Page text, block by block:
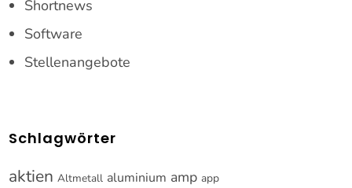
Shortnews
Software
Stellenangebote
Schlagwörter
aktien Altmetall aluminium amp app